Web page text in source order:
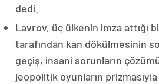
dedi.
Lavrov, üç ülkenin imza attığı
tarafından kan dökülmesinin
geçiş, insani sorunların
jeopolitik oyunların